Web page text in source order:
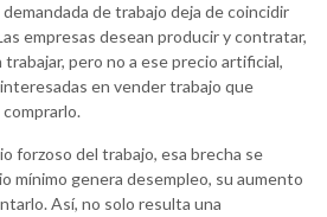
de trabajo deja de coincidir
empresas desean producir y contratar,
pero no a ese precio artificial,
en vender trabajo que
forzoso del trabajo, esa brecha se
mínimo genera desempleo, su aumento
Así, no solo resulta una